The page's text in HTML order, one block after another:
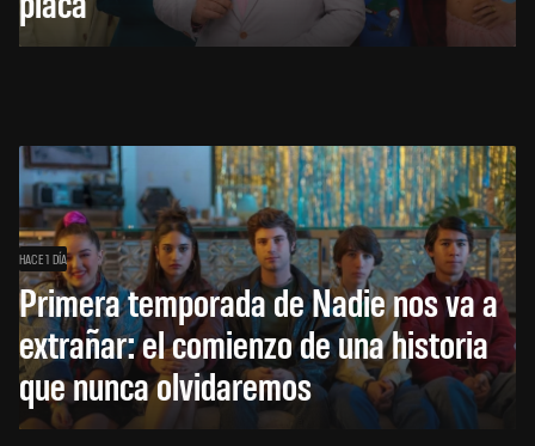
HACE 1 DÍA
Primera temporada de Nadie nos va a
extrañar: el comienzo de una historia
que nunca olvidaremos